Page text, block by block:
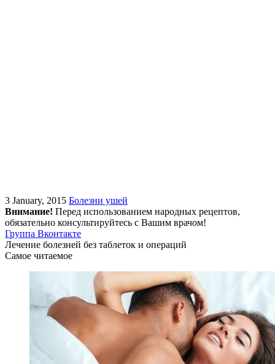
3 January, 2015 Болезни ушей
Внимание! Перед использованием народных рецептов,
обязательно консультируйтесь с Вашим врачом!
Группа Вконтакте
Лечение болезней без таблеток и операций
Самое читаемое